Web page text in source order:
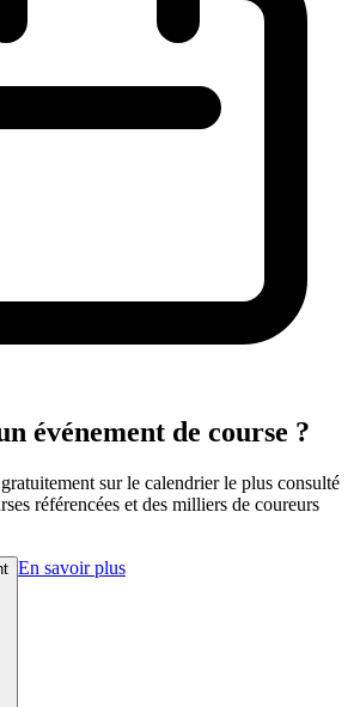
événement de course ?
sur le calendrier le plus consulté
référencées et des milliers de coureurs
En savoir plus